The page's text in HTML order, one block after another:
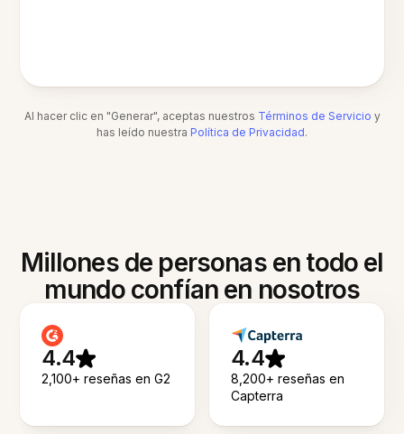
Al hacer clic en "Generar", aceptas nuestros Términos de Servicio y
has leído nuestra Política de Privacidad.
Millones de personas en todo el
mundo confían en nosotros
4.4
2,100+ reseñas en G2
4.4
8,200+ reseñas en
Capterra